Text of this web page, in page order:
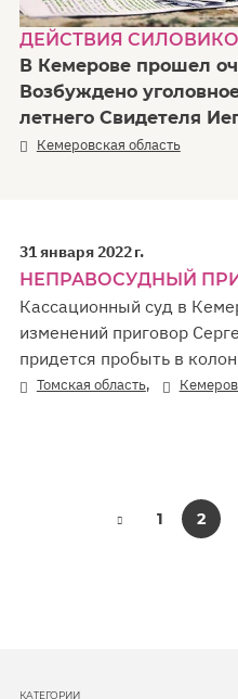
ДЕЙСТВИЯ
В Кемерове прошел
Возбуждено
летнего Свидетеля
Кемеровская область
31 января 2022 г.
НЕПРАВОСУДНЫЙ
Кассационный суд в
изменений приговор
придется пробыть в
Томская область,
1 2
КАТЕГОРИИ